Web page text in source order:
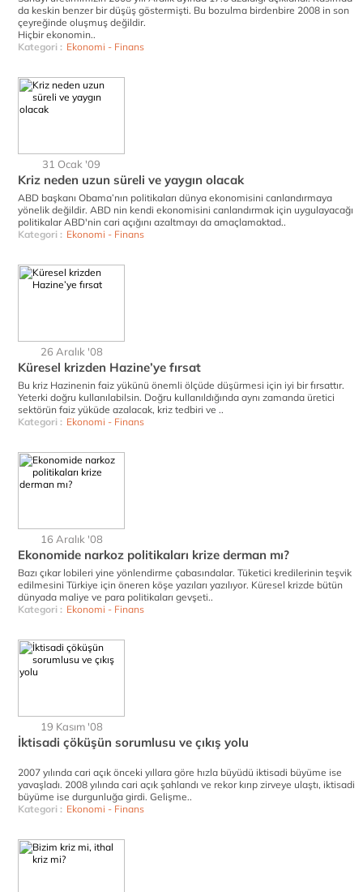
da keskin benzer bir düşüş göstermişti. Bu bozulma birdenbire 2008 in son
çeyreğinde oluşmuş değildir.
Hiçbir ekonomin..
Kategori : Ekonomi - Finans
31 Ocak '09
Kriz neden uzun süreli ve yaygın olacak
ABD başkanı Obama’nın politikaları dünya ekonomisini canlandırmaya
yönelik değildir. ABD nin kendi ekonomisini canlandırmak için uygulayacağı
politikalar ABD'nin cari açığını azaltmayı da amaçlamaktad..
Kategori : Ekonomi - Finans
26 Aralık '08
Küresel krizden Hazine’ye fırsat
Bu kriz Hazinenin faiz yükünü önemli ölçüde düşürmesi için iyi bir fırsattır.
Yeterki doğru kullanılabilsin. Doğru kullanıldığında aynı zamanda üretici
sektörün faiz yüküde azalacak, kriz tedbiri ve ..
Kategori : Ekonomi - Finans
16 Aralık '08
Ekonomide narkoz politikaları krize derman mı?
Bazı çıkar lobileri yine yönlendirme çabasındalar. Tüketici kredilerinin teşvik
edilmesini Türkiye için öneren köşe yazıları yazılıyor. Küresel krizde bütün
dünyada maliye ve para politikaları gevşeti..
Kategori : Ekonomi - Finans
19 Kasım '08
İktisadi çöküşün sorumlusu ve çıkış yolu
2007 yılında cari açık önceki yıllara göre hızla büyüdü iktisadi büyüme ise
yavaşladı. 2008 yılında cari açık şahlandı ve rekor kırıp zirveye ulaştı, iktisadi
büyüme ise durgunluğa girdi. Gelişme..
Kategori : Ekonomi - Finans